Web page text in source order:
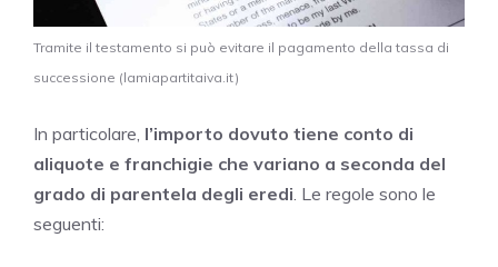
Tramite il testamento si può evitare il pagamento della tassa di
successione (lamiapartitaiva.it)
In particolare, l’importo dovuto tiene conto di
aliquote e franchigie che variano a seconda del
grado di parentela degli eredi . Le regole sono le
seguenti: